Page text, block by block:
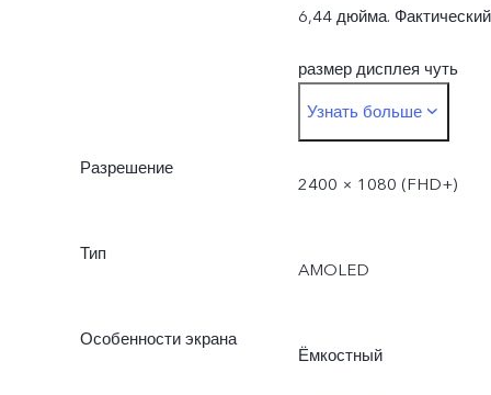
6,44 дюйма. Фактический
размер дисплея чуть
меньше.
Узнать больше
Разрешение
2400 × 1080 (FHD+)
Тип
AMOLED
Особенности экрана
Ёмкостный